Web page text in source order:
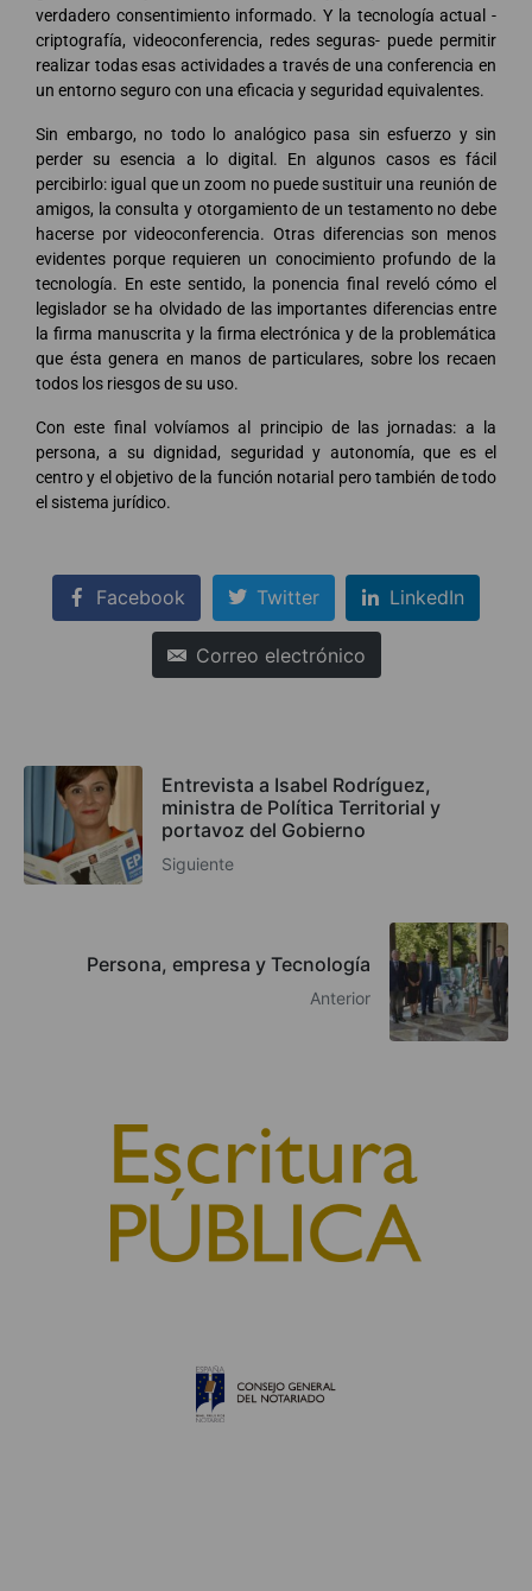
verdadero consentimiento informado. Y la tecnología actual -
criptografía, videoconferencia, redes seguras- puede permitir
realizar todas esas actividades a través de una conferencia en
un entorno seguro con una eficacia y seguridad equivalentes.
Sin embargo, no todo lo analógico pasa sin esfuerzo y sin
perder su esencia a lo digital. En algunos casos es fácil
percibirlo: igual que un zoom no puede sustituir una reunión de
amigos, la consulta y otorgamiento de un testamento no debe
hacerse por videoconferencia. Otras diferencias son menos
evidentes porque requieren un conocimiento profundo de la
tecnología. En este sentido, la ponencia final reveló cómo el
legislador se ha olvidado de las importantes diferencias entre
la firma manuscrita y la firma electrónica y de la problemática
que ésta genera en manos de particulares, sobre los recaen
todos los riesgos de su uso.
Con este final volvíamos al principio de las jornadas: a la
persona, a su dignidad, seguridad y autonomía, que es el
centro y el objetivo de la función notarial pero también de todo
el sistema jurídico.
Facebook Twitter LinkedIn
Correo electrónico
Entrevista a Isabel Rodríguez,
ministra de Política Territorial y
portavoz del Gobierno
Siguiente
Persona, empresa y Tecnología
Anterior